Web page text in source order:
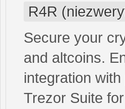
R4R
Secure your
and altcoins.
integration
Trezor Suite